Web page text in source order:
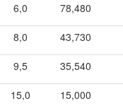
6,0 78,480
8,0 43,730
9,5 35,540
15,0 15,000